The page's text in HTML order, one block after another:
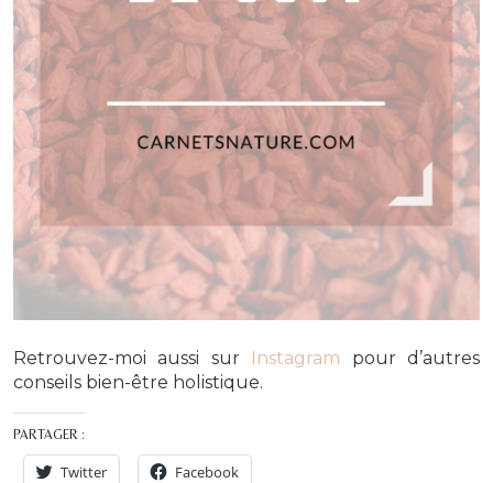
Retrouvez-moi aussi sur Instagram pour d’autres
conseils bien-être holistique.
PARTAGER :
Twitter Facebook